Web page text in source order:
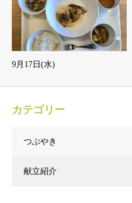
9月17日(水)
カテゴリー
つぶやき
献立紹介